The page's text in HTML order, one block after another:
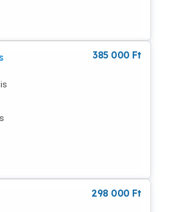
385 000 Ft
298 000 Ft